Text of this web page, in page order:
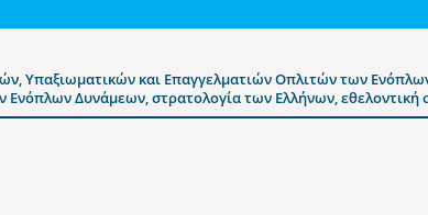
Υπαξιωματικών και Επαγγελματιών Οπλιτών των
Δυνάμεων, στρατολογία των Ελλήνων, εθελοντική